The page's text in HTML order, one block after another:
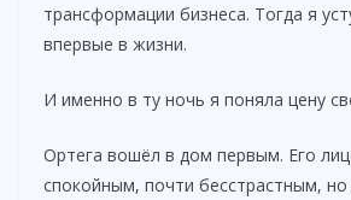
трансформации бизнеса. Тогда я
впервые в жизни.
И именно в ту ночь я поняла цену
Ортега вошёл в дом первым. Его
спокойным, почти бесстрастным, но